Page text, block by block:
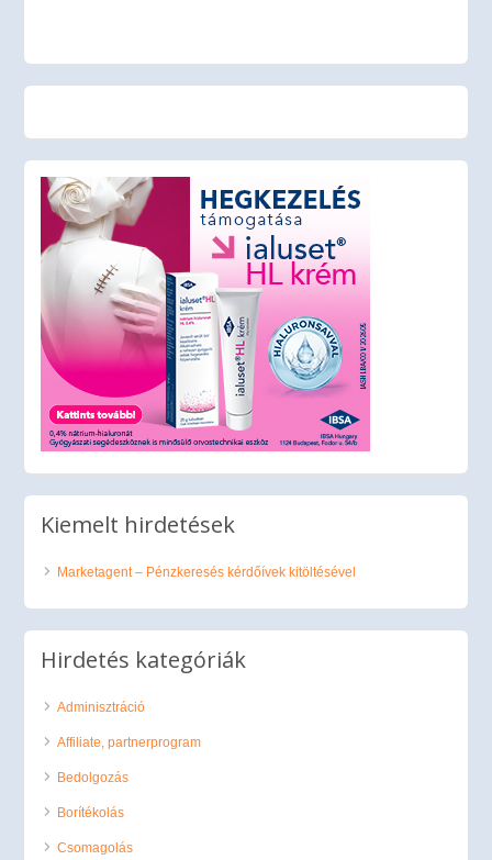
Kiemelt hirdetések
Marketagent – Pénzkeresés kérdőívek kitöltésével
Hirdetés kategóriák
Adminisztráció
Affiliate, partnerprogram
Bedolgozás
Borítékolás
Csomagolás